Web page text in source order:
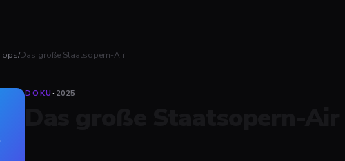
/Das große Staatsopern-Air
DOKU· 2025